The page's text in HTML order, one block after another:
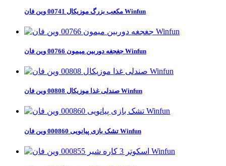
مکعب بزرگ موزیکال 00741 وین فان Winfun
جغجغه دوربین میمون 00766 وین فان Winfun
صندلی غذا موزیکال 00808 وین فان Winfun
تشک بازی پیانویی 000860 وین فان Winfun